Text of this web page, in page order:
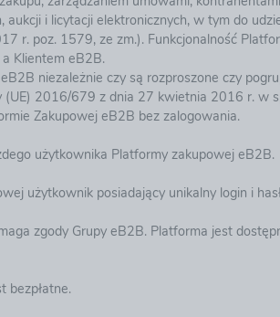
i licytacji elektronicznych, w tym do
r. poz. 1579, ze zm.). Funkcjonalność
Klientem eB2B.
niezależnie czy są rozproszone czy
(UE) 2016/679 z dnia 27 kwietnia 2016 r. w
Zakupowej eB2B bez zalogowania.
użytkownika Platformy zakupowej eB2B.
użytkownik posiadający unikalny login i
zgody Grupy eB2B. Platforma jest
bezpłatne.